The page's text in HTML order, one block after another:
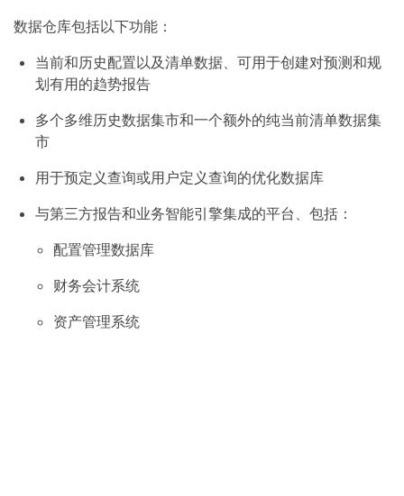
数据仓库包括以下功能：
当前和历史配置以及清单数据、可用于创建对预测和规
划有用的趋势报告
多个多维历史数据集市和一个额外的纯当前清单数据集
市
用于预定义查询或用户定义查询的优化数据库
与第三方报告和业务智能引擎集成的平台、包括：
配置管理数据库
财务会计系统
资产管理系统